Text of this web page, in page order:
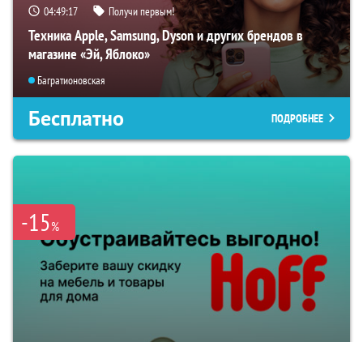
04:49:16 Получи первым!
Техника Apple, Samsung, Dyson и других брендов в
магазине «Эй, Яблоко»
Багратионовская
Бесплатно ПОДРОБНЕЕ
-15%